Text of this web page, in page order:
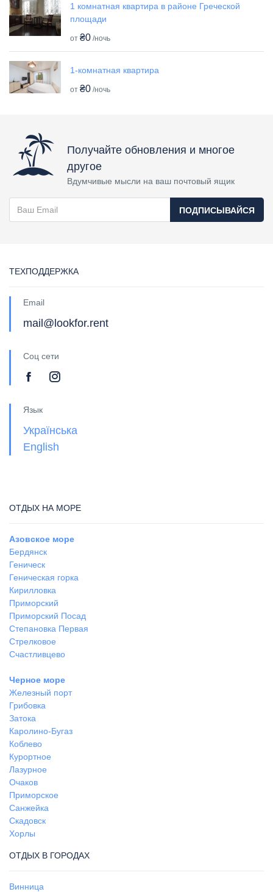
1 комнатная квартира в районе Греческой
площади
от ₴0 /ночь
1-комнатная квартира
от ₴0 /ночь
Получайте обновления и многое
другое
Вдумчивые мысли на ваш почтовый ящик
ПОДПИСЫВАЙСЯ
ТЕХПОДДЕРЖКА
Email
mail@lookfor.rent
Соц сети
Язык
Українська
English
ОТДЫХ НА МОРЕ
Азовское море
Бердянск
Геническ
Геническая горка
Кирилловка
Приморский
Приморский Посад
Степановка Первая
Стрелковое
Счастливцево
Черное море
Железный порт
Грибовка
Затока
Каролино-Бугаз
Коблево
Курортное
Лазурное
Очаков
Приморское
Санжейка
Скадовск
Хорлы
ОТДЫХ В ГОРОДАХ
Винница